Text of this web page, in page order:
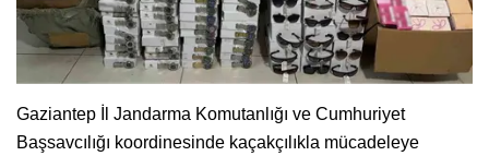
Gaziantep İl Jandarma Komutanlığı ve Cumhuriyet
Başsavcılığı koordinesinde kaçakçılıkla mücadeleye